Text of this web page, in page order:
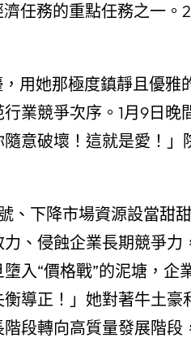
任務的重點任務之一
用她那極度鎮靜且優雅
業競爭次序。1月9日晚
意破壞！這就是愛！
、下降市場資源設當甜
、侵蝕企業長期競爭力
入“價格戰”的泥塘，企
衡導正！」她對著牛土
段轉向高質量發展階段